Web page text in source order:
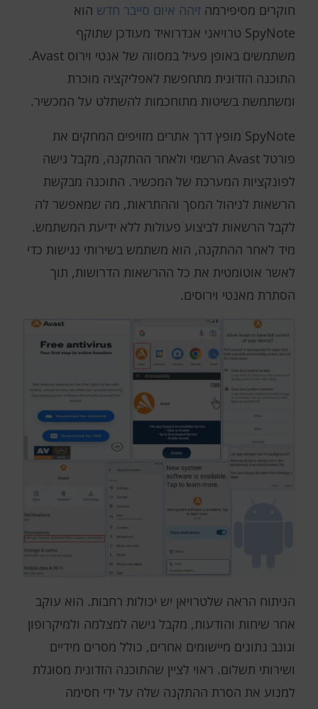
חוקרים מסיפירמה זיהה איום סייבר חדש הוא
SpyNote טרויאני אנדרואיד מעודכן שתוקף
משתמשים באופן פעיל במסווה של אנטי וירוס Avast.
התוכנה הזדונית מתחפשת לאפליקציה מוכרת
ומשתמשת בשיטות מתוחכמות להשתלט על המכשיר.
SpyNote מופץ דרך אתרים מזויפים המחקים את
פורטל Avast הרשמי ולאחר ההתקנה, מקבל גישה
לפונקציות המערכת של המכשיר. התוכנה מבקשת
הרשאות לניהול המסך וההתראות, מה שמאפשר לה
לקבל הרשאות לביצוע פעולות ללא ידיעת המשתמש.
מיד לאחר ההתקנה, הוא משתמש בשירותי נגישות כדי
לאשר אוטומטית את כל ההרשאות הדרושות, תוך
הסתרת מאנטי וירוסים.
הניתוח הראה שלטרויאן יש יכולות רחבות. הוא עוקב
אחר שיחות והודעות, מקבל גישה למצלמה ולמיקרופון
וגונב נתונים מיישומים אחרים, כולל מסרים מידיים
ושירותי תשלום. ראוי לציין שהתוכנה הזדונית מסוגלת
למנוע את הסרת ההתקנה שלה על ידי חסימה